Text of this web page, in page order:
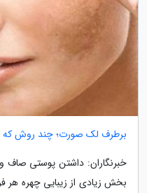
برطرف لک صورت؛ چند روش که
خبرنگاران: داشتن پوستی
بخش زیادی از زیبایی چهره هر